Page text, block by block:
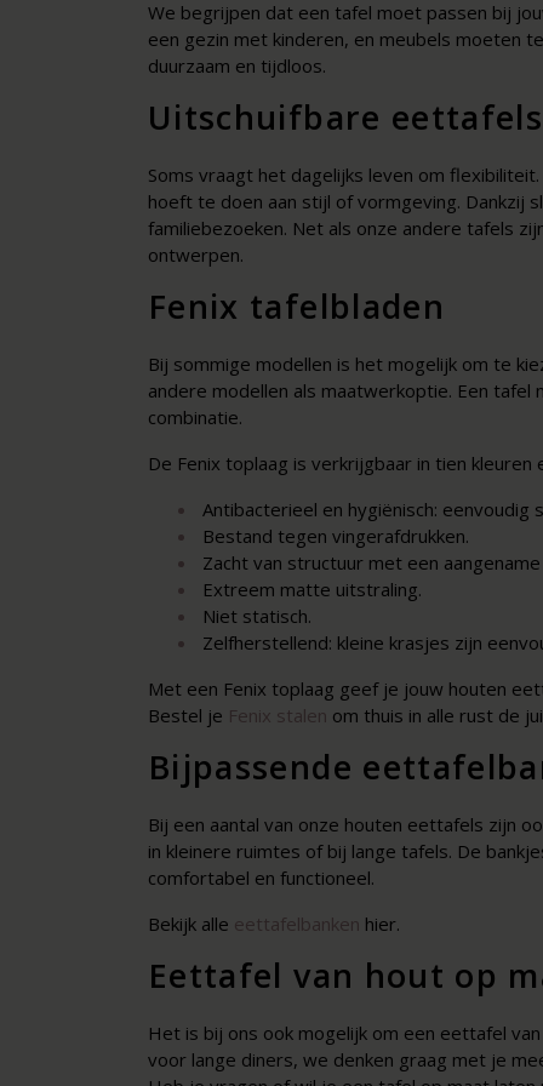
We begrijpen dat een tafel moet passen bij
een gezin met kinderen, en meubels moeten
duurzaam en tijdloos.
Uitschuifbare eettafels
Soms vraagt het dagelijks leven om
hoeft te doen aan stijl of vormgeving. Dankzij
familiebezoeken. Net als onze andere tafels
ontwerpen.
Fenix tafelbladen
Bij sommige modellen is het mogelijk om te
andere modellen als maatwerkoptie. Een
combinatie.
De Fenix toplaag is verkrijgbaar in tien
Antibacterieel en hygiënisch: eenvoudig
Bestand tegen vingerafdrukken.
Zacht van structuur met een
Extreem matte uitstraling.
Niet statisch.
Zelfherstellend: kleine krasjes zijn
Met een Fenix toplaag geef je jouw houten
Bestel je Fenix stalen om thuis in alle rust de
Bijpassende
Bij een aantal van onze houten eettafels zijn
in kleinere ruimtes of bij lange tafels. De
comfortabel en functioneel.
Bekijk alle eettafelbanken hier.
Eettafel van hout op
Het is bij ons ook mogelijk om een eettafel
voor lange diners, we denken graag met je